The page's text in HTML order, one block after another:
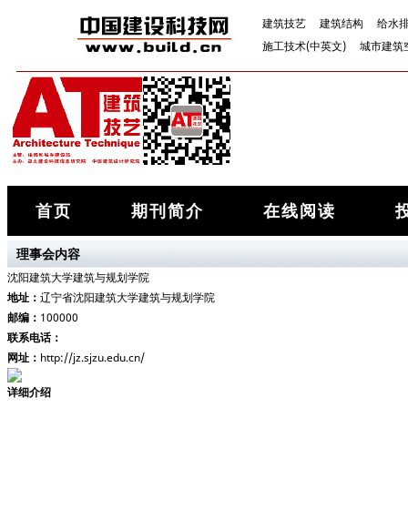
建筑技艺 建筑结构
给水
施工技术(中英文)
城市建筑
首页 期刊简介 在线阅读
理事会内容
沈阳建筑大学建筑与规划学院
地址： 辽宁省沈阳建筑大学建筑与规划学院
邮编： 100000
联系电话：
网址： http://jz.sjzu.edu.cn/
详细介绍